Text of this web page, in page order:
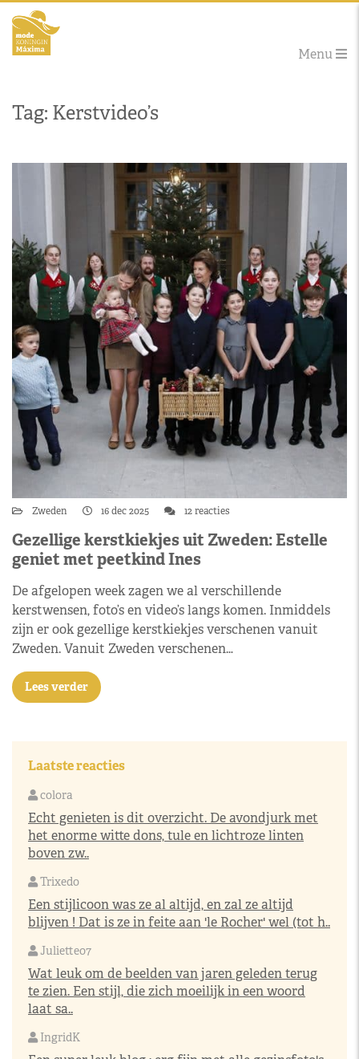
Menu
Tag: Kerstvideo’s
Zweden 16 dec 2025 12 reacties
Gezellige kerstkiekjes uit Zweden: Estelle
geniet met peetkind Ines
De afgelopen week zagen we al verschillende
kerstwensen, foto’s en video’s langs komen. Inmiddels
zijn er ook gezellige kerstkiekjes verschenen vanuit
Zweden. Vanuit Zweden verschenen…
Lees verder
Laatste reacties
colora
Echt genieten is dit overzicht. De avondjurk met
het enorme witte dons, tule en lichtroze linten
boven zw..
Trixedo
Een stijlicoon was ze al altijd, en zal ze altijd
blijven ! Dat is ze in feite aan 'le Rocher' wel (tot h..
Juliette07
Wat leuk om de beelden van jaren geleden terug
te zien. Een stijl, die zich moeilijk in een woord
laat sa..
IngridK